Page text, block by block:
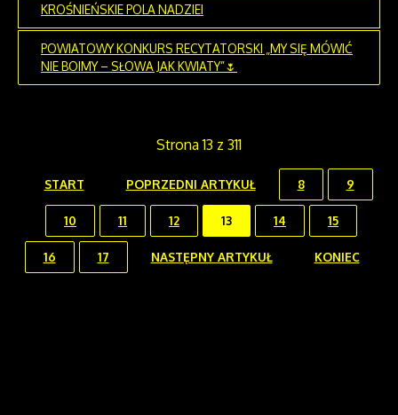
KROŚNIEŃSKIE POLA NADZIEI
POWIATOWY KONKURS RECYTATORSKI „MY SIĘ MÓWIĆ
NIE BOIMY – SŁOWA JAK KWIATY”🌷
Strona 13 z 311
START POPRZEDNI ARTYKUŁ 8 9
10 11 12 13 14 15
16 17 NASTĘPNY ARTYKUŁ KONIEC